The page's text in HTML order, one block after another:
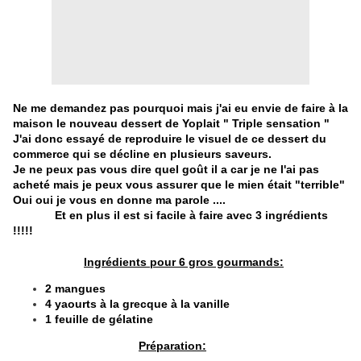
Ne me demandez pas pourquoi mais j'ai eu envie de faire à la
maison le nouveau dessert de Yoplait " Triple sensation "
J'ai donc essayé de reproduire le visuel de ce dessert du
commerce qui se décline en plusieurs saveurs.
Je ne peux pas vous dire quel goût il a car je ne l'ai pas
acheté mais je peux vous assurer que le mien était "terrible"
Oui oui je vous en donne ma parole ....
Et en plus il est si facile à faire avec 3 ingrédients
!!!!!
Ingrédients pour 6 gros gourmands:
2 mangues
4 yaourts à la grecque à la vanille
1 feuille de gélatine
Préparation: